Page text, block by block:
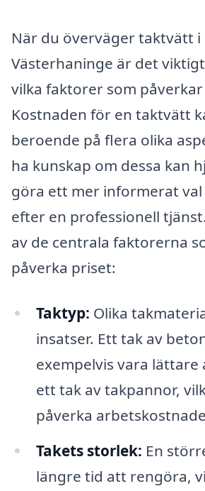
När du överväger taktvätt i
Västerhaninge är det
vilka faktorer som
Kostnaden för en taktvätt
beroende på flera olika
ha kunskap om dessa kan
göra ett mer informerat
efter en professionell
av de centrala faktorerna
påverka priset:
Taktyp: Olika
insatser. Ett tak av
exempelvis vara
ett tak av takpannor,
påverka
Takets storlek: En
längre tid att rengöra,